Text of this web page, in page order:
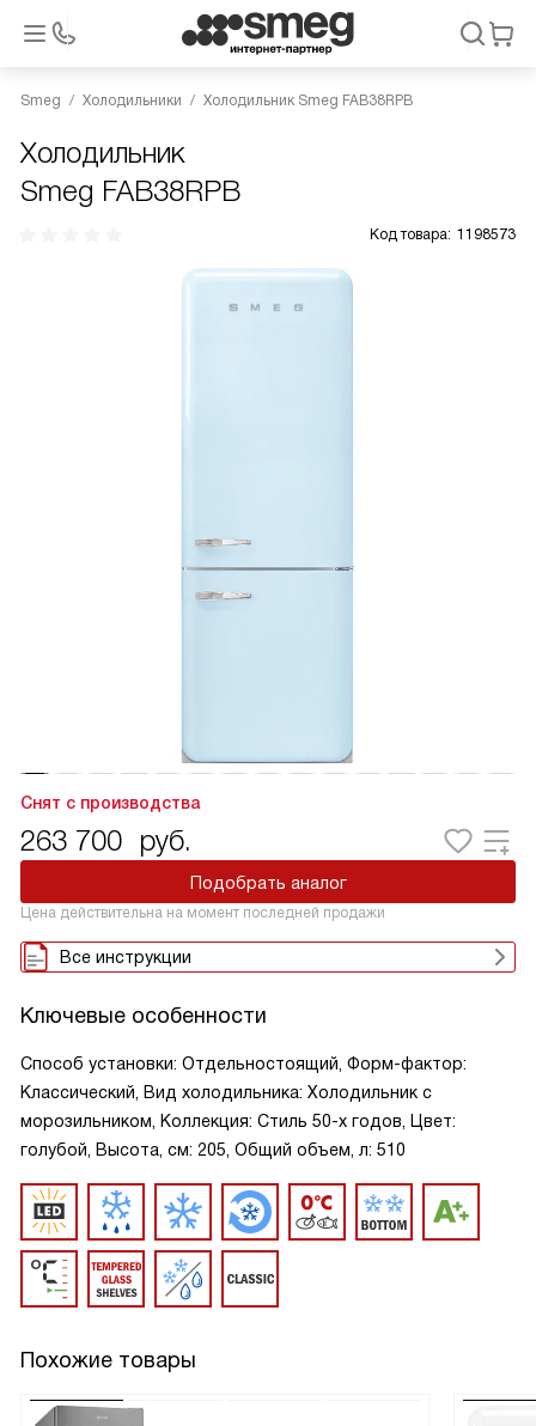
Smeg Холодильники Холодильник Smeg FAB38RPB
Холодильник
Smeg FAB38RPB
Код товара: 1198573
Снят с производства
263 700 руб.
Подобрать аналог
Цена действительна на момент последней продажи
Все инструкции
Ключевые особенности
Способ установки: Отдельностоящий, Форм-фактор:
Классический, Вид холодильника: Холодильник с
морозильником, Коллекция: Стиль 50-х годов, Цвет:
голубой, Высота, см: 205, Общий объем, л: 510
Похожие товары